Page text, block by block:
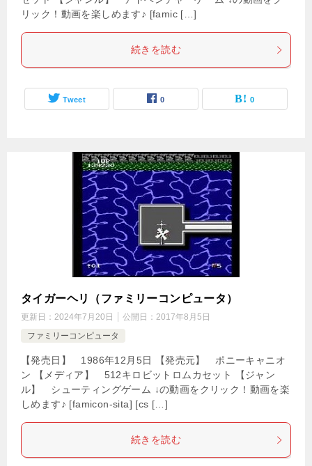
リック！動画を楽しめます♪ [famic […]
続きを読む
Tweet 0 0
タイガーヘリ（ファミリーコンピュータ）
更新日： 2024年7月20日 公開日： 2017年8月5日
ファミリーコンピュータ
【発売日】 1986年12月5日 【発売元】 ポニーキャニオ
ン 【メディア】 512キロビットロムカセット 【ジャン
ル】 シューティングゲーム ↓の動画をクリック！動画を楽
しめます♪ [famicon-sita] [cs […]
続きを読む